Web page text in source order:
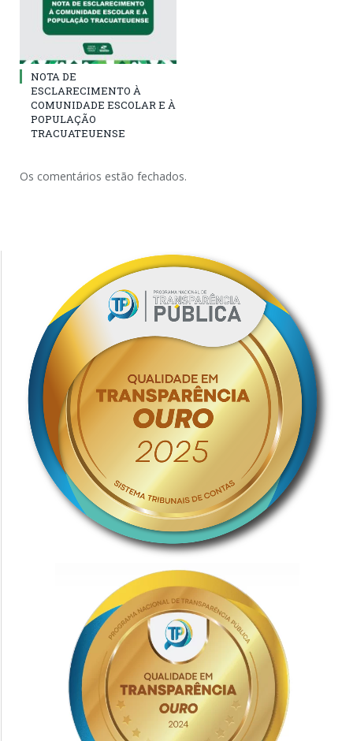
NOTA DE
ESCLARECIMENTO À
COMUNIDADE ESCOLAR E À
POPULAÇÃO
TRACUATEUENSE
Os comentários estão fechados.